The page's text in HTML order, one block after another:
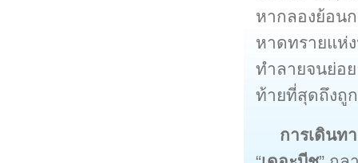
หากลองย้อน
หาดทรายแห่
ทำลายจนย่อ
ท้ายที่สุดถึงถู
การเดินท